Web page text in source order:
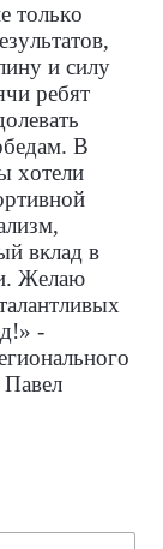
только
и силу
ребят
В
хотели
вклад в
Желаю
-